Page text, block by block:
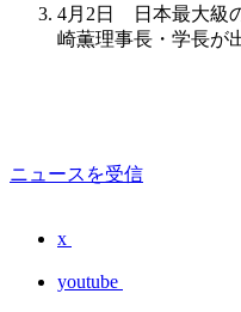
4月2日 日本最大級
崎薫理事長・学長が
ニュースを受信
x
youtube